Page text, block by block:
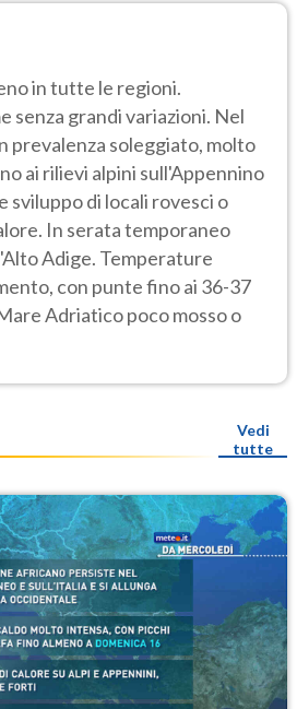
in tutte le regioni.
senza grandi variazioni. Nel
prevalenza soleggiato, molto
ai rilievi alpini sull'Appennino
sviluppo di locali rovesci o
In serata temporaneo
Adige. Temperature
con punte fino ai 36-37
Adriatico poco mosso o
Vedi
tutte